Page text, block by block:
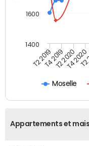
Moselle
T2 2019T4 2019T2 2020T4 2020
1400
1600
Appartements et